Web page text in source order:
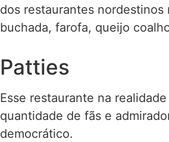
dos restaurantes
buchada, farofa, queijo
Patties
Esse restaurante na
quantidade de fãs e
democrático.